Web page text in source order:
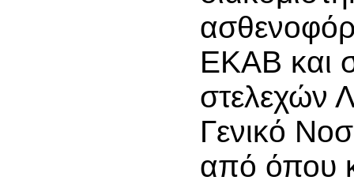
ΕΚΑΒ και
στελεχών
Γενικό
από όπου